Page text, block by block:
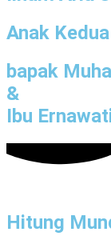
Anak Kedua
bapak
&
Ibu
Hitung